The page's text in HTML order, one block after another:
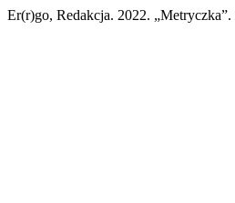
Er(r)go, Redakcja. 2022. „Metryczka”.